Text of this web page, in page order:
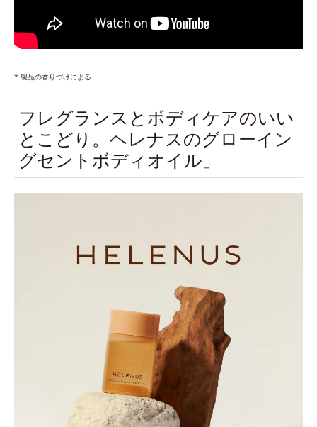
* 製品の香りづけによる
フレグランスとボディケアのいい
とこどり。ヘレナスのグローイン
グセントボディオイル」